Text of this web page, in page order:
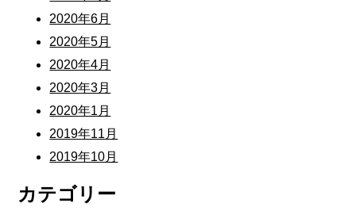
2020年6月
2020年5月
2020年4月
2020年3月
2020年1月
2019年11月
2019年10月
カテゴリー